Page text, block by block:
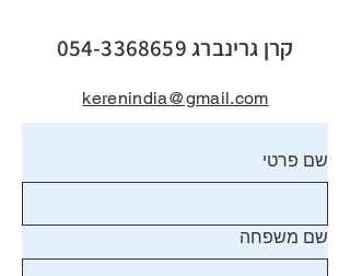
קרן גרינברג054-3368659
kerenindia@gmail.com
שם פרטי
שם משפחה